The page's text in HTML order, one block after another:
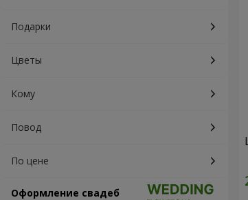
Подарки
Цветы
Кому
Повод
По цене
Оформление свадеб